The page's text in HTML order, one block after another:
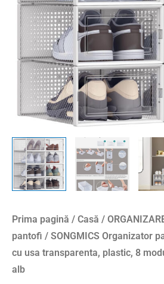
Prima pagină / Casă /
pantofi / SONGMICS Organizator
cu usa transparenta, plastic, 8
alb